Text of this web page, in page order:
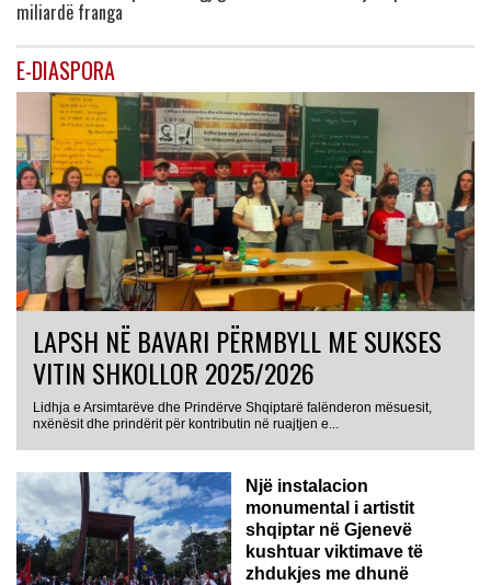
miliardë franga
E-DIASPORA
LAPSH NË BAVARI PËRMBYLL ME SUKSES
VITIN SHKOLLOR 2025/2026
Lidhja e Arsimtarëve dhe Prindërve Shqiptarë falënderon mësuesit,
nxënësit dhe prindërit për kontributin në ruajtjen e...
Një instalacion
monumental i artistit
shqiptar në Gjenevë
kushtuar viktimave të
zhdukjes me dhunë